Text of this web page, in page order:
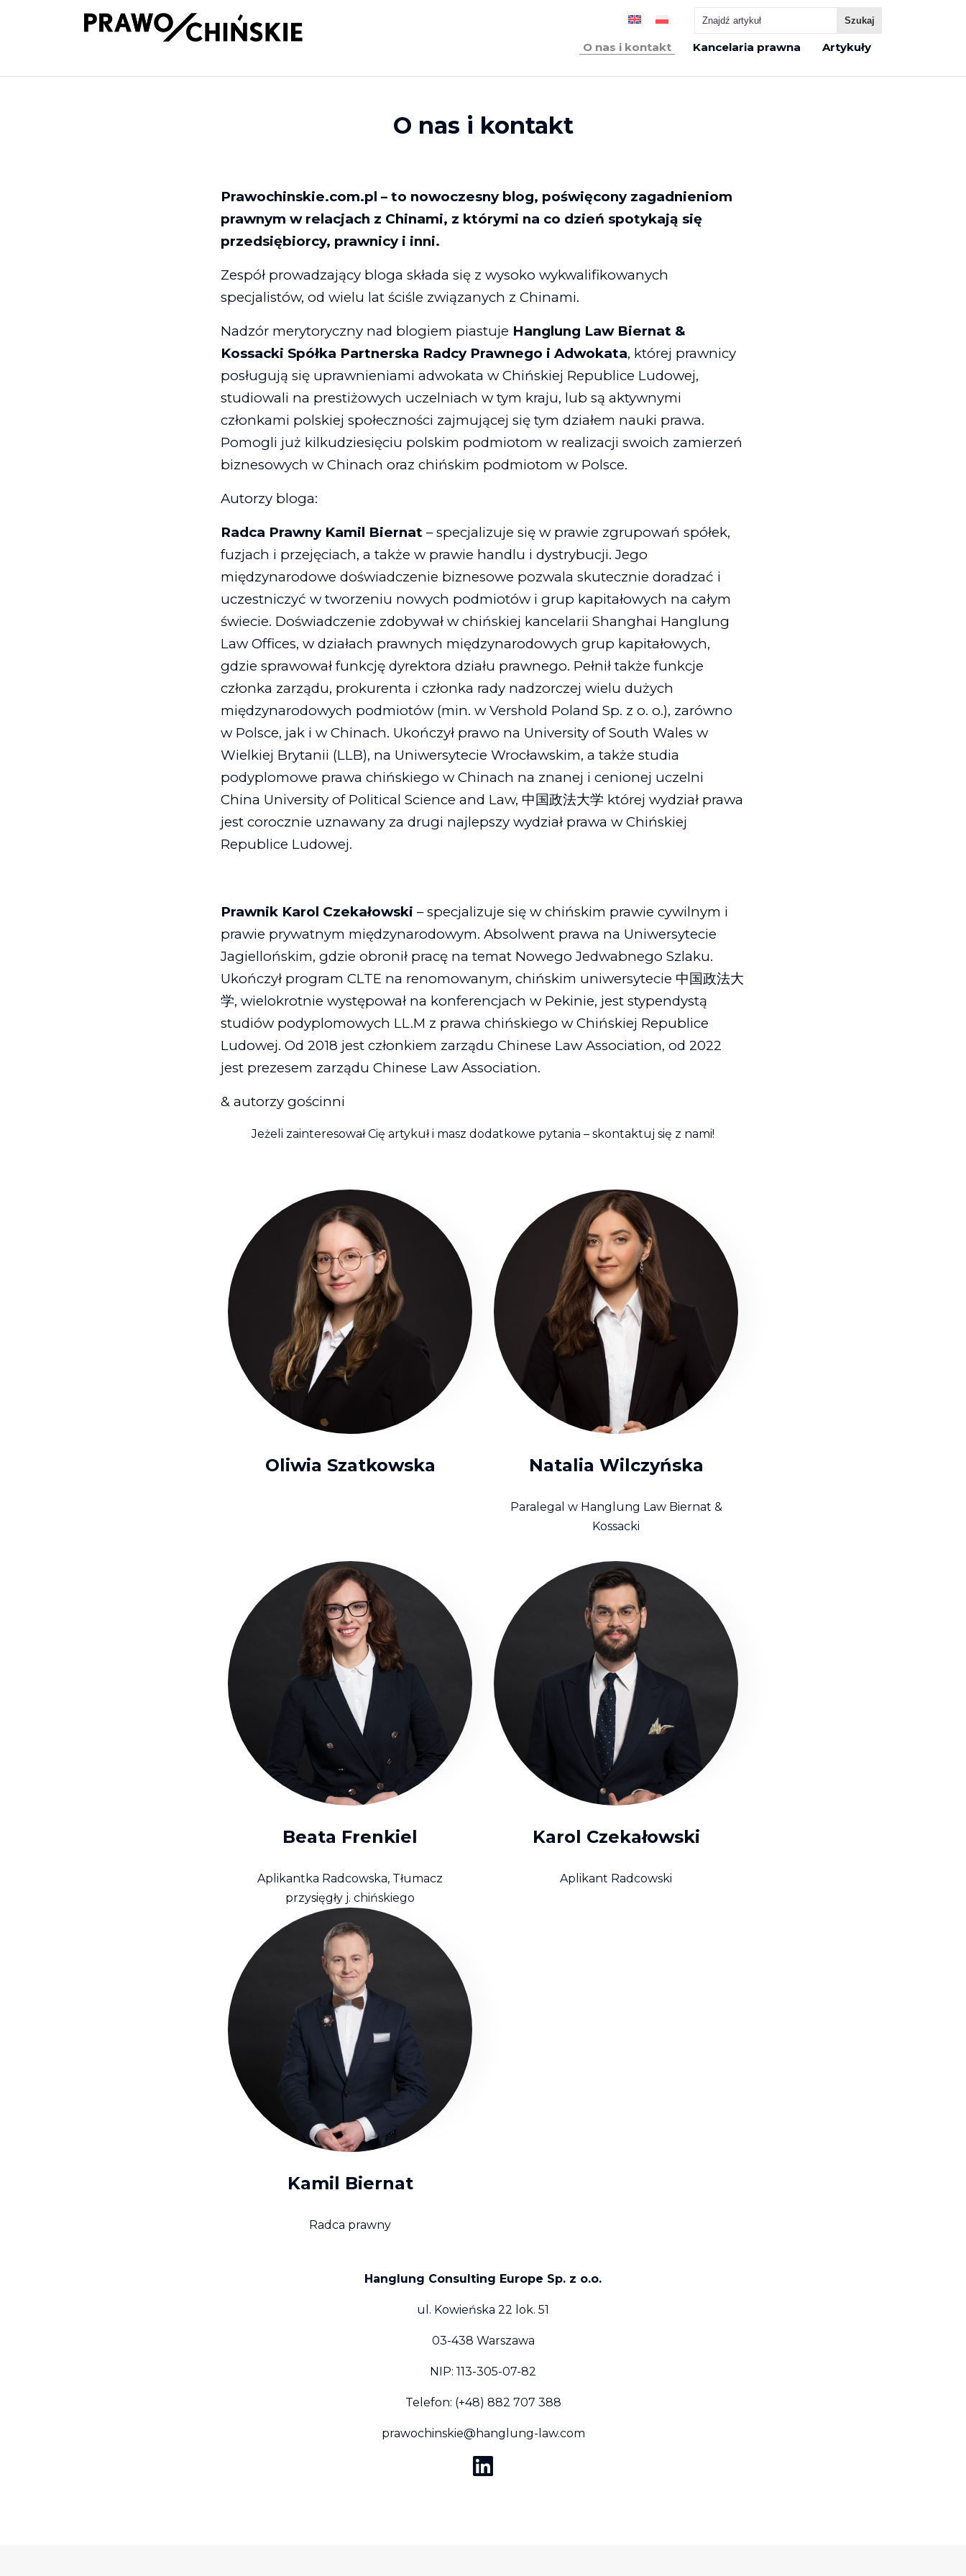
O nas i kontakt Kancelaria prawna Artykuły
O nas i kontakt
Prawochinskie.com.pl – to nowoczesny blog, poświęcony zagadnieniom
prawnym w relacjach z Chinami, z którymi na co dzień spotykają się
przedsiębiorcy, prawnicy i inni.
Zespół prowadzający bloga składa się z wysoko wykwalifikowanych
specjalistów, od wielu lat ściśle związanych z Chinami.
Nadzór merytoryczny nad blogiem piastuje Hanglung Law Biernat &
Kossacki Spółka Partnerska Radcy Prawnego i Adwokata, której prawnicy
posługują się uprawnieniami adwokata w Chińskiej Republice Ludowej,
studiowali na prestiżowych uczelniach w tym kraju, lub są aktywnymi
członkami polskiej społeczności zajmującej się tym działem nauki prawa.
Pomogli już kilkudziesięciu polskim podmiotom w realizacji swoich zamierzeń
biznesowych w Chinach oraz chińskim podmiotom w Polsce.
Autorzy bloga:
Radca Prawny Kamil Biernat – specjalizuje się w prawie zgrupowań spółek,
fuzjach i przejęciach, a także w prawie handlu i dystrybucji.Jego
międzynarodowe doświadczenie biznesowe pozwala skutecznie doradzać i
uczestniczyć w tworzeniu nowych podmiotów i grup kapitałowych na całym
świecie. Doświadczenie zdobywał w chińskiej kancelarii Shanghai Hanglung
Law Offices, w działach prawnych międzynarodowych grup kapitałowych,
gdzie sprawował funkcję dyrektora działu prawnego. Pełnił także funkcje
członka zarządu, prokurenta i członka rady nadzorczej wielu dużych
międzynarodowych podmiotów (min. w Vershold Poland Sp. z o. o.), zarówno
w Polsce, jak i w Chinach. Ukończył prawo na University of South Wales w
Wielkiej Brytanii (LLB), na Uniwersytecie Wrocławskim, a także studia
podyplomowe prawa chińskiego w Chinach na znanej i cenionej uczelni
China University of Political Science and Law, 中国政法大学 której wydział prawa
jest corocznie uznawany za drugi najlepszy wydział prawa w Chińskiej
Republice Ludowej.
Prawnik Karol Czekałowski – specjalizuje się w chińskim prawie cywilnym i
prawie prywatnym międzynarodowym. Absolwent prawa na Uniwersytecie
Jagiellońskim, gdzie obronił pracę na temat Nowego Jedwabnego Szlaku.
Ukończył program CLTE na renomowanym, chińskim uniwersytecie 中国政法大
学, wielokrotnie występował na konferencjach w Pekinie, jest stypendystą
studiów podyplomowych LL.M z prawa chińskiego w Chińskiej Republice
Ludowej. Od 2018 jest członkiem zarządu Chinese Law Association, od 2022
jest prezesem zarządu Chinese Law Association.
& autorzy gościnni
Jeżeli zainteresował Cię artykuł i masz dodatkowe pytania – skontaktuj się z nami!
Oliwia Szatkowska Natalia Wilczyńska
Paralegal w Hanglung Law Biernat &
Kossacki
Beata Frenkiel
Aplikantka Radcowska, Tłumacz
przysięgły j. chińskiego
Karol Czekałowski
Aplikant Radcowski
Kamil Biernat
Radca prawny
Hanglung Consulting Europe Sp. z o.o.
ul. Kowieńska 22 lok. 51
03-438 Warszawa
NIP: 113-305-07-82
Telefon: (+48) 882 707 388
prawochinskie@hanglung-law.com